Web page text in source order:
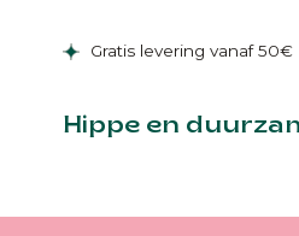
Gratis levering vanaf 50€
Hippe en